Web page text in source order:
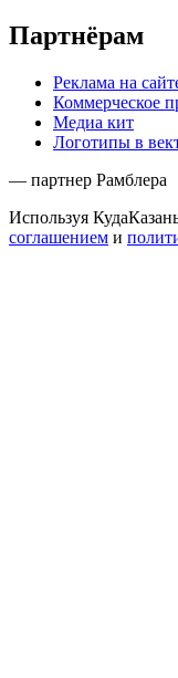
Партнёрам
Реклама на
Коммерческое
Медиа кит
Логотипы в
— партнер Рамблера
Используя
соглашением и